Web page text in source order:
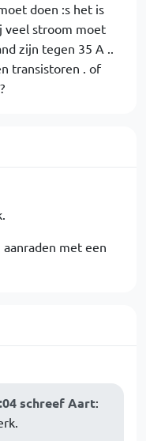
doen :s het is
veel stroom moet
zijn tegen 35 A ..
transistoren . of
met een
schreef Aart: